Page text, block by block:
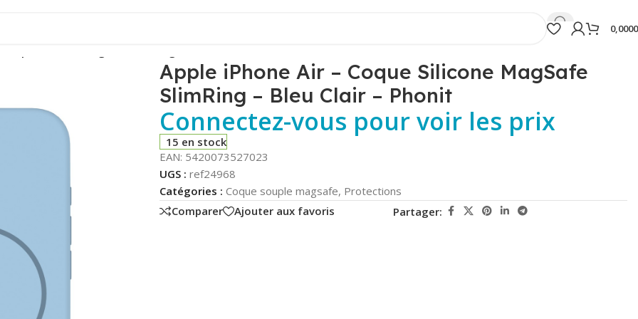
Coque Silicone MagSafe SlimRing – Bleu Clair – Phonit
Apple iPhone Air – Coque Silicone MagSafe
SlimRing – Bleu Clair – Phonit
Connectez-vous pour voir les prix
15 en stock
EAN: 5420073527023
UGS : ref24968
Catégories : Coque souple magsafe, Protections
Comparer
Ajouter aux favoris Partager: